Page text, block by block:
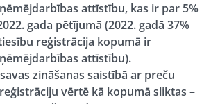
attīstību, kas ir par 5%
gada pētījumā (2022. gadā 37%
reģistrācija kopumā ir
attīstību).
zināšanas saistībā ar preču
vērtē kā kopumā sliktas –